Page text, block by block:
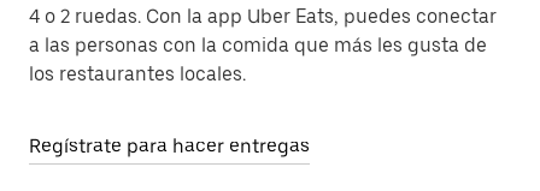
4 o 2 ruedas. Con la app Uber Eats, puedes conectar
a las personas con la comida que más les gusta de
los restaurantes locales.
Regístrate para hacer entregas